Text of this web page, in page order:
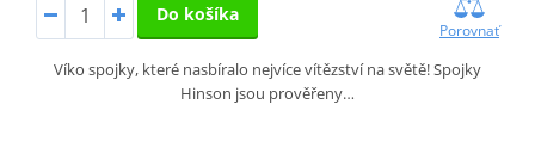
Do košíka
Porovnať
Víko spojky, které nasbíralo nejvíce vítězství na světě! Spojky
Hinson jsou prověřeny…